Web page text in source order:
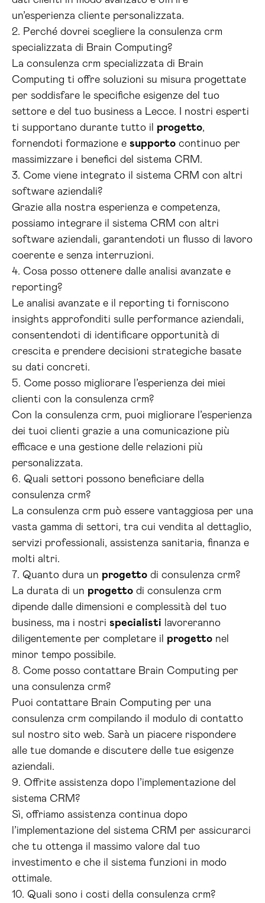
un’esperienza cliente personalizzata.
2. Perché dovrei scegliere la consulenza crm
specializzata di Brain Computing?
La consulenza crm specializzata di Brain
Computing ti offre soluzioni su misura progettate
per soddisfare le specifiche esigenze del tuo
settore e del tuo business a Lecce. I nostri esperti
ti supportano durante tutto il progetto,
fornendoti formazione e supporto continuo per
massimizzare i benefici del sistema CRM.
3. Come viene integrato il sistema CRM con altri
software aziendali?
Grazie alla nostra esperienza e competenza,
possiamo integrare il sistema CRM con altri
software aziendali, garantendoti un flusso di lavoro
coerente e senza interruzioni.
4. Cosa posso ottenere dalle analisi avanzate e
reporting?
Le analisi avanzate e il reporting ti forniscono
insights approfonditi sulle performance aziendali,
consentendoti di identificare opportunità di
crescita e prendere decisioni strategiche basate
su dati concreti.
5. Come posso migliorare l’esperienza dei miei
clienti con la consulenza crm?
Con la consulenza crm, puoi migliorare l’esperienza
dei tuoi clienti grazie a una comunicazione più
efficace e una gestione delle relazioni più
personalizzata.
6. Quali settori possono beneficiare della
consulenza crm?
La consulenza crm può essere vantaggiosa per una
vasta gamma di settori, tra cui vendita al dettaglio,
servizi professionali, assistenza sanitaria, finanza e
molti altri.
7. Quanto dura un progetto di consulenza crm?
La durata di un progetto di consulenza crm
dipende dalle dimensioni e complessità del tuo
business, ma i nostri specialisti lavoreranno
diligentemente per completare il progetto nel
minor tempo possibile.
8. Come posso contattare Brain Computing per
una consulenza crm?
Puoi contattare Brain Computing per una
consulenza crm compilando il modulo di contatto
sul nostro sito web. Sarà un piacere rispondere
alle tue domande e discutere delle tue esigenze
aziendali.
9. Offrite assistenza dopo l’implementazione del
sistema CRM?
Sì, offriamo assistenza continua dopo
l’implementazione del sistema CRM per assicurarci
che tu ottenga il massimo valore dal tuo
investimento e che il sistema funzioni in modo
ottimale.
10. Quali sono i costi della consulenza crm?